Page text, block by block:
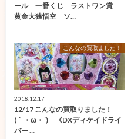
ール 一番くじ ラストワン賞
黄金大猿悟空 ソ…
こんなの買取ました！
2018.12.17
12/17 こんなの買取りました！
(｀・ω・´)ゞ《DXディケイドライ
バー …